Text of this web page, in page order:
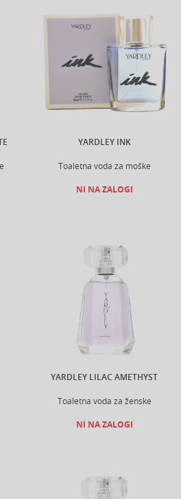
YARDLEY INK
Toaletna voda za moške
NI NA ZALOGI
YARDLEY LILAC AMETHYST
Toaletna voda za ženske
NI NA ZALOGI